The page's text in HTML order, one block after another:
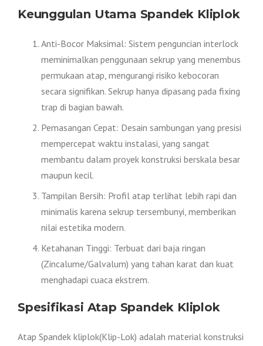
Keunggulan Utama Spandek Kliplok
Anti-Bocor Maksimal: Sistem penguncian interlock
meminimalkan penggunaan sekrup yang menembus
permukaan atap, mengurangi risiko kebocoran
secara signifikan. Sekrup hanya dipasang pada fixing
trap di bagian bawah.
Pemasangan Cepat: Desain sambungan yang presisi
mempercepat waktu instalasi, yang sangat
membantu dalam proyek konstruksi berskala besar
maupun kecil.
Tampilan Bersih: Profil atap terlihat lebih rapi dan
minimalis karena sekrup tersembunyi, memberikan
nilai estetika modern.
Ketahanan Tinggi: Terbuat dari baja ringan
(Zincalume/Galvalum) yang tahan karat dan kuat
menghadapi cuaca ekstrem.
Spesifikasi Atap Spandek Kliplok
Atap Spandek kliplok(Klip-Lok) adalah material konstruksi